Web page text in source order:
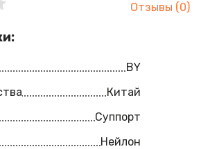
Отзывы (0)
BY
Китай
Суппорт
Нейлон